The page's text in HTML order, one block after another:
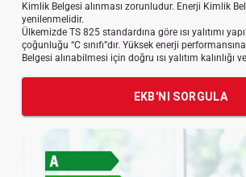
Kimlik Belgesi alınması zorunludur. Enerji Kimlik
yenilenmelidir.
Ülkemizde TS 825 standardına göre ısı yalıtımı
çoğunluğu “C sınıfı”dır. Yüksek enerji
Belgesi alınabilmesi için doğru ısı yalıtım kalınlığı
EKB'NI SORGULA